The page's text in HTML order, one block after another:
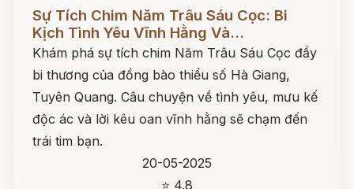
Sự Tích Chim Năm Trâu Sáu Cọc: Bi
Kịch Tình Yêu Vĩnh Hằng Và...
Khám phá sự tích chim Năm Trâu Sáu Cọc đầy
bi thương của đồng bào thiểu số Hà Giang,
Tuyên Quang. Câu chuyện về tình yêu, mưu kế
độc ác và lời kêu oan vĩnh hằng sẽ chạm đến
trái tim bạn.
20-05-2025
⭐ 4.8